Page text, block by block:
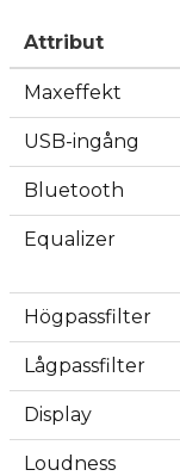
Attribut
Maxeffekt
USB-ingång
Bluetooth
Equalizer
Högpassfilter
Lågpassfilter
Display
Loudness